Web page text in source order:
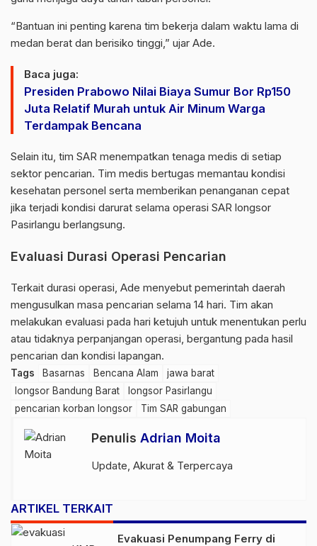
“Bantuan ini penting karena tim bekerja dalam waktu lama di
medan berat dan berisiko tinggi,” ujar Ade.
Baca juga:
Presiden Prabowo Nilai Biaya Sumur Bor Rp150
Juta Relatif Murah untuk Air Minum Warga
Terdampak Bencana
Selain itu, tim SAR menempatkan tenaga medis di setiap
sektor pencarian. Tim medis bertugas memantau kondisi
kesehatan personel serta memberikan penanganan cepat
jika terjadi kondisi darurat selama operasi SAR longsor
Pasirlangu berlangsung.
Evaluasi Durasi Operasi Pencarian
Terkait durasi operasi, Ade menyebut pemerintah daerah
mengusulkan masa pencarian selama 14 hari. Tim akan
melakukan evaluasi pada hari ketujuh untuk menentukan perlu
atau tidaknya perpanjangan operasi, bergantung pada hasil
pencarian dan kondisi lapangan.
Tags Basarnas Bencana Alam
jawa barat
longsor Bandung Barat
longsor Pasirlangu
pencarian korban longsor
Tim SAR gabungan
Penulis Adrian Moita
Update, Akurat & Terpercaya
ARTIKEL TERKAIT
Evakuasi Penumpang Ferry di